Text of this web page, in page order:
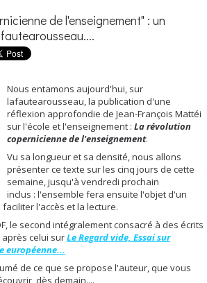
de l'enseignement" : un
Nous entamons aujourd'hui, sur
lafautearousseau, la publication d'une
réflexion approfondie de Jean-François Mattéi
sur l'école et l'enseignement : La révolution
copernicienne de l'enseignement.
Vu sa longueur et sa densité, nous allons
présenter ce texte sur les cinq jours de cette
semaine, jusqu'à vendredi prochain
inclus : l'ensemble fera ensuite l'objet d'un
l'accès et la lecture.
le second intégralement consacré à des écrits
après celui surLe Regard vide, Essai sur
européenne...
de ce que se propose l'auteur, que vous
dès demain....